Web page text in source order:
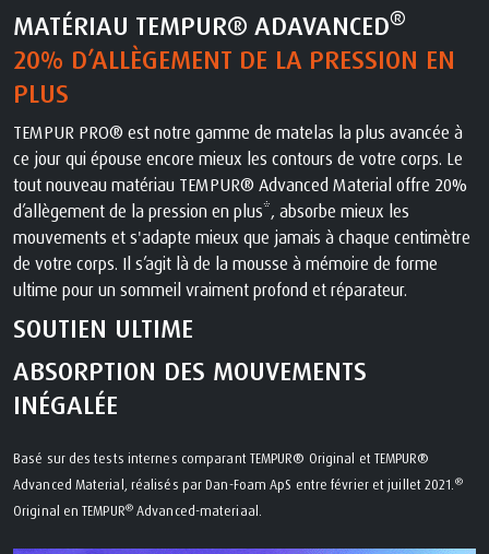
MATÉRIAU TEMPUR® ADAVANCED®
20% D’ALLÈGEMENT DE LA PRESSION EN
PLUS
TEMPUR PRO® est notre gamme de matelas la plus avancée à
ce jour qui épouse encore mieux les contours de votre corps. Le
tout nouveau matériau TEMPUR® Advanced Material offre 20%
d’allègement de la pression en plus*, absorbe mieux les
mouvements et s'adapte mieux que jamais à chaque centimètre
de votre corps. Il s’agit là de la mousse à mémoire de forme
ultime pour un sommeil vraiment profond et réparateur.
SOUTIEN ULTIME
ABSORPTION DES MOUVEMENTS
INÉGALÉE
Basé sur des tests internes comparant TEMPUR® Original et TEMPUR®
Advanced Material, réalisés par Dan-Foam ApS entre février et juillet 2021.®
Original en TEMPUR®Advanced-materiaal.